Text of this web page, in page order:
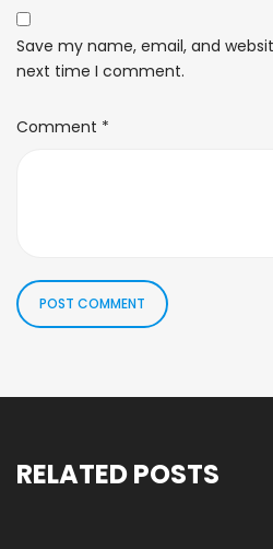
Save my name, email, and
next time I comment.
Comment *
RELATED POSTS